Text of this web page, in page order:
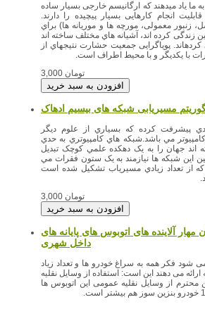
یاد میدهند که ارگانیسم خارجی بسیار ساده
انجام کارهایی بسیار پیچیده را دارند.
زنبور معمولی، مورچه ها و موریانه ها) براي
زندگی کرده اند، آشیانه هاي مختلف ساخته اند
پویاگرایی جمعیت حشارت نتیجهاي از
با یکدیگر و با محیط اطراف است.
3,000 تومان
پيشرفت کرده که بسياري از علوم ديگر
مي باشد.شبکه هاي کامپيوتري به حدي
اند جهان را به يک دهکده علمي کوچک تبديل
بين اين شبکه ها نيازمند به يک ستون فقرات مي
که از تعداد زيادي مسيرياب تشکيل شده است
3,000 تومان
مهار آلاینده های اتوبوس های پایانه های
شود فکر همه به سراغ خودرو ها و تعداد زیاد
می دهند این است: استفاده از وسایل نقلیه
از وسایل نقلیه عمومی این اتوبوس ها